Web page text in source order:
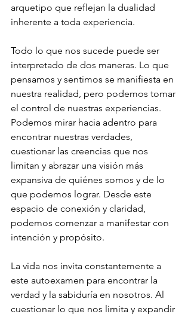
arquetipo que reflejan la dualidad
inherente a toda experiencia.
Todo lo que nos sucede puede ser
interpretado de dos maneras. Lo que
pensamos y sentimos se manifiesta en
nuestra realidad, pero podemos tomar
el control de nuestras experiencias.
Podemos mirar hacia adentro para
encontrar nuestras verdades,
cuestionar las creencias que nos
limitan y abrazar una visión más
expansiva de quiénes somos y de lo
que podemos lograr. Desde este
espacio de conexión y claridad,
podemos comenzar a manifestar con
intención y propósito.
La vida nos invita constantemente a
este autoexamen para encontrar la
verdad y la sabiduría en nosotros. Al
cuestionar lo que nos limita y expandir